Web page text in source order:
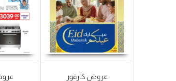
عروض كارفور